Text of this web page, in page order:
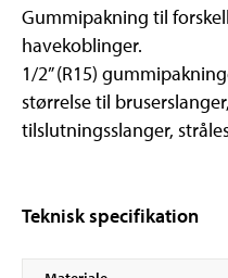
Gummipakning til
havekoblinger.
1/2” (R15)
størrelse til
tilslutningsslanger,
Teknisk specifikation